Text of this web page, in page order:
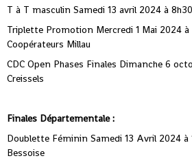
T à T masculin Samedi 13 avril 2024 à
Triplette Promotion Mercredi 1 Mai 2024 à
Coopérateurs Millau
CDC Open Phases Finales Dimanche 6
Creissels
Finales Départementale :
Doublette Féminin Samedi 13 Avril 2024 à
Bessoise